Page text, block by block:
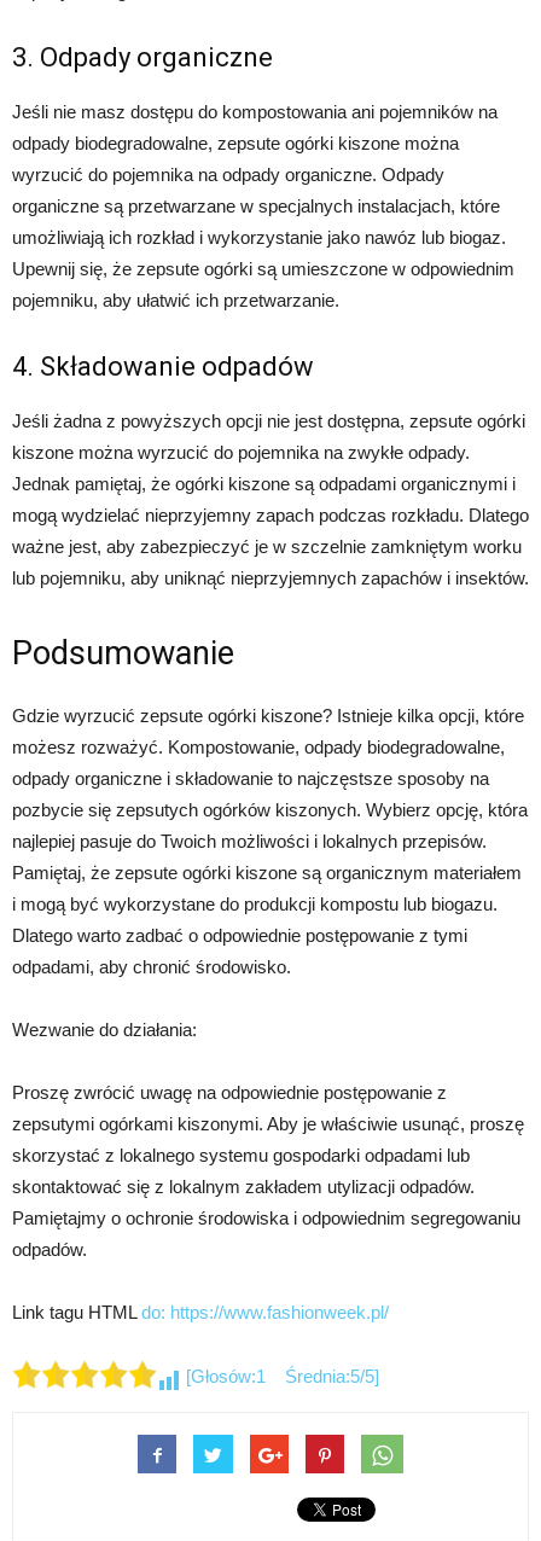
3. Odpady organiczne
Jeśli nie masz dostępu do kompostowania ani pojemników na
odpady biodegradowalne, zepsute ogórki kiszone można
wyrzucić do pojemnika na odpady organiczne. Odpady
organiczne są przetwarzane w specjalnych instalacjach, które
umożliwiają ich rozkład i wykorzystanie jako nawóz lub biogaz.
Upewnij się, że zepsute ogórki są umieszczone w odpowiednim
pojemniku, aby ułatwić ich przetwarzanie.
4. Składowanie odpadów
Jeśli żadna z powyższych opcji nie jest dostępna, zepsute ogórki
kiszone można wyrzucić do pojemnika na zwykłe odpady.
Jednak pamiętaj, że ogórki kiszone są odpadami organicznymi i
mogą wydzielać nieprzyjemny zapach podczas rozkładu. Dlatego
ważne jest, aby zabezpieczyć je w szczelnie zamkniętym worku
lub pojemniku, aby uniknąć nieprzyjemnych zapachów i insektów.
Podsumowanie
Gdzie wyrzucić zepsute ogórki kiszone? Istnieje kilka opcji, które
możesz rozważyć. Kompostowanie, odpady biodegradowalne,
odpady organiczne i składowanie to najczęstsze sposoby na
pozbycie się zepsutych ogórków kiszonych. Wybierz opcję, która
najlepiej pasuje do Twoich możliwości i lokalnych przepisów.
Pamiętaj, że zepsute ogórki kiszone są organicznym materiałem
i mogą być wykorzystane do produkcji kompostu lub biogazu.
Dlatego warto zadbać o odpowiednie postępowanie z tymi
odpadami, aby chronić środowisko.
Wezwanie do działania:
Proszę zwrócić uwagę na odpowiednie postępowanie z
zepsutymi ogórkami kiszonymi. Aby je właściwie usunąć, proszę
skorzystać z lokalnego systemu gospodarki odpadami lub
skontaktować się z lokalnym zakładem utylizacji odpadów.
Pamiętajmy o ochronie środowiska i odpowiednim segregowaniu
odpadów.
Link tagu HTMLdo: https://www.fashionweek.pl/
[Głosów:1 Średnia:5/5]